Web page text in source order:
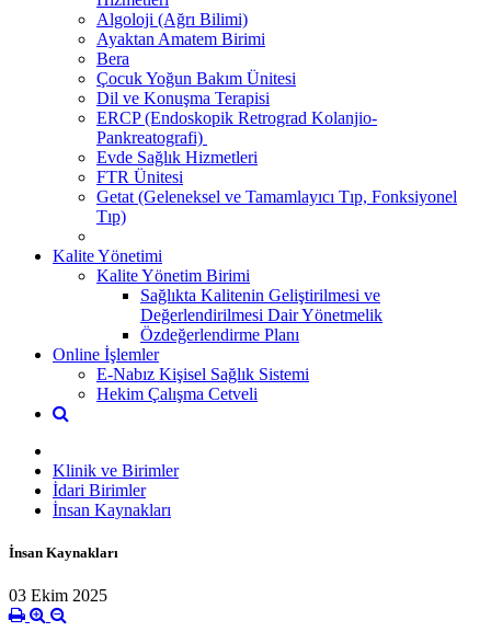
Algoloji (Ağrı Bilimi)
Ayaktan Amatem Birimi
Bera
Çocuk Yoğun Bakım Ünitesi
Dil ve Konuşma Terapisi
ERCP (Endoskopik Retrograd Kolanjio-
Pankreatografi) ​
Evde Sağlık Hizmetleri
FTR Ünitesi
Getat (Geleneksel ve Tamamlayıcı Tıp, Fonksiyonel
Tıp)
Kalite Yönetimi
Kalite Yönetim Birimi
Sağlıkta Kalitenin Geliştirilmesi ve
Değerlendirilmesi Dair Yönetmelik
Özdeğerlendirme Planı
Online İşlemler
E-Nabız Kişisel Sağlık Sistemi
Hekim Çalışma Cetveli
Klinik ve Birimler
İdari Birimler
İnsan Kaynakları
İnsan Kaynakları
03 Ekim 2025